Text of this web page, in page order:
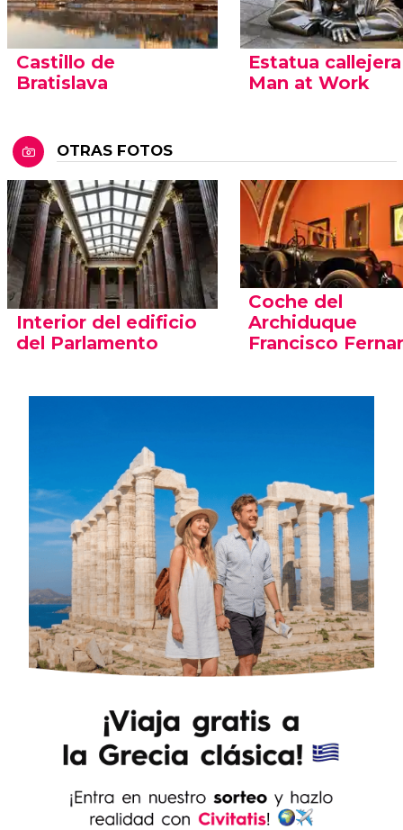
Castillo de
Bratislava
Estatua callejera
Man at Work
OTRAS FOTOS
Interior del edificio
del Parlamento
Coche del
Archiduque
Francisco